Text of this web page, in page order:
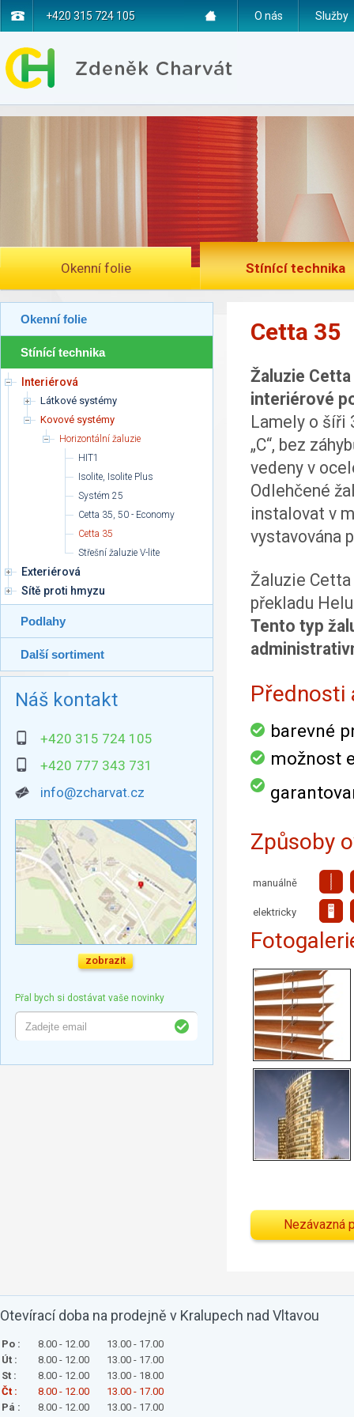
O nás Služby
+420 315 724 105
Okenní folie Stínící technika
Okenní folie
Stínící technika
Interiérová
Látkové systémy
Kovové systémy
Horizontální žaluzie
HIT1
Isolite, Isolite Plus
Systém 25
Cetta 35, 50 - Economy
Cetta 35
Střešní žaluzie V-lite
Exteriérová
Sítě proti hmyzu
Podlahy
Další sortiment
Náš kontakt
+420 315 724 105
+420 777 343 731
info@zcharvat.cz
zobrazit
Přal bych si dostávat vaše novinky
Cetta 35
Žaluzie
interiérové
Lamely o šíři
„C“, bez
vedeny v
Odlehčené
instalovat v
vystavována
Žaluzie
překladu
Tento typ
Přednosti
barevné
možnost
Způsoby
manuálně
elektricky
Nezávazná
Otevírací doba na prodejně v Kralupech nad Vltavou
Po : 8.00 - 12.00
13.00 - 17.00
Út :
8.00 - 12.00
13.00 - 17.00
St :
8.00 - 12.00
13.00 - 18.00
Čt :
8.00 - 12.00
13.00 - 17.00
Pá :
8.00 - 12.00
13.00 - 17.00